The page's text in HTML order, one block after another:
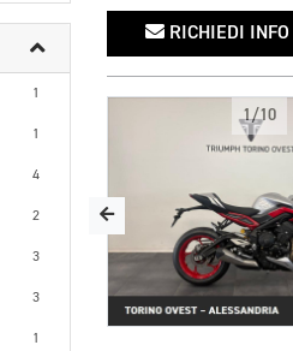
1
1
4
2
3
3
1
RICHIEDI INFO
1/10